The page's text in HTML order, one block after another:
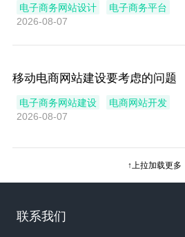
电子商务网站设计
电子商务平台
2026-08-07
移动电商网站建设要考虑的问题
电子商务网站建设
电商网站开发
2026-08-07
↑上拉加载更多
联系我们